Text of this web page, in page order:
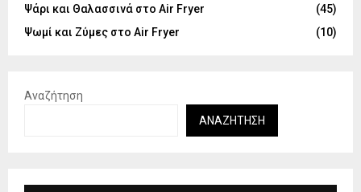
Ψάρι και Θαλασσινά στο Air Fryer
(45)
Ψωμί και Ζύμες στο Air Fryer
(10)
Αναζήτηση
ΑΝΑΖΉΤΗΣΗ